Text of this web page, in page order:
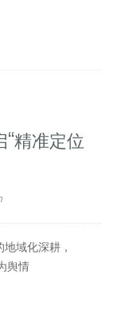
“精准定位
域化深耕，
舆情